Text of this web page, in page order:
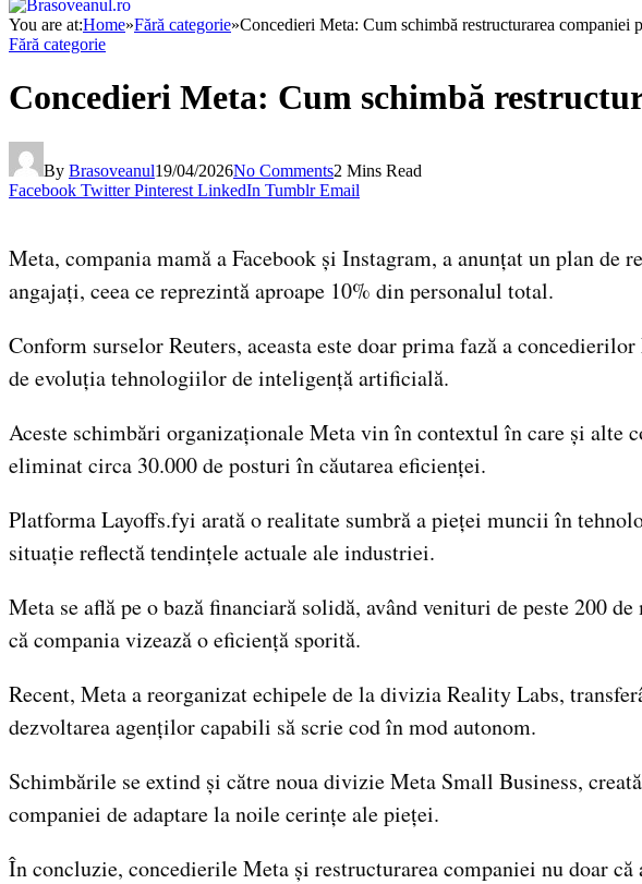
You are at:Home»Fără categorie»Concedieri Meta: Cum schimbă restructurarea companiei
Fără categorie
Concedieri Meta: Cum schimbă
By Brasoveanul19/04/2026No Comments2 Mins Read
Facebook Twitter Pinterest LinkedIn Tumblr Email
Meta, compania mamă a Facebook și Instagram, a anunțat un plan
angajați, ceea ce reprezintă aproape 10% din personalul total.
Conform surselor Reuters, aceasta este doar prima fază a
de evoluția tehnologiilor de inteligență artificială.
Aceste schimbări organizaționale Meta vin în contextul în care și alte
eliminat circa 30.000 de posturi în căutarea eficienței.
Platforma Layoffs.fyi arată o realitate sumbră a pieței muncii în
situație reflectă tendințele actuale ale industriei.
Meta se află pe o bază financiară solidă, având venituri de peste 200
că compania vizează o eficiență sporită.
Recent, Meta a reorganizat echipele de la divizia Reality Labs,
dezvoltarea agenților capabili să scrie cod în mod autonom.
Schimbările se extind și către noua divizie Meta Small Business,
companiei de adaptare la noile cerințe ale pieței.
În concluzie, concedierile Meta și restructurarea companiei nu doar